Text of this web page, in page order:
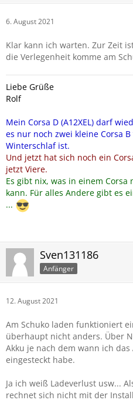
6. August 2021
Klar kann ich warten. Zur Zeit
die Verlegenheit komme am
Liebe Grüße
Rolf
Mein Corsa D (A12XEL) darf
es nur noch zwei kleine Corsa
Winterschlaf ist.
Und jetzt hat sich noch ein
jetzt Viere.
Es gibt nix, was in einem
kann. Für alles Andere gibt es
...
Sven131186
Anfänger
12. August 2021
Am Schuko laden funktioniert
überhaupt nicht anders. Über
Akku je nach dem wann ich
eingesteckt habe.
Ja ich weiß Ladeverlust usw...
rechnet sich nicht mit der